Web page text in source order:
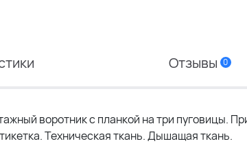
Отзывы 0
воротник с планкой на три пуговицы.
Техническая ткань. Дышащая ткань.